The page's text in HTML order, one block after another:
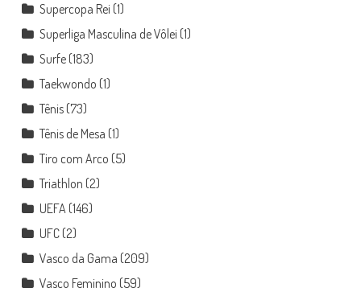
Supercopa Rei (1)
Superliga Masculina de Vôlei (1)
Surfe(183)
Taekwondo (1)
Tênis(73)
Tênis de Mesa (1)
Tiro com Arco (5)
Triathlon (2)
UEFA(146)
UFC(2)
Vasco da Gama (209)
Vasco Feminino (59)